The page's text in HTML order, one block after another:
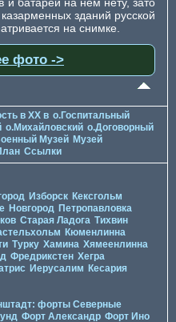
зданий русской
на снимке.
фото ->
в XX в о.Госпитальный
о.Михайловский о.Договорный
Музей Музей
Ссылки
Изборск Кексгольм
Новгород Петропавловка
Старая Ладога Тихвин
Кюменлинна
Турку Хамина Хямеенлинна
Фредрикстен Хегра
Иерусалим Кесария
форты Северные
Форт Александр Форт Ино